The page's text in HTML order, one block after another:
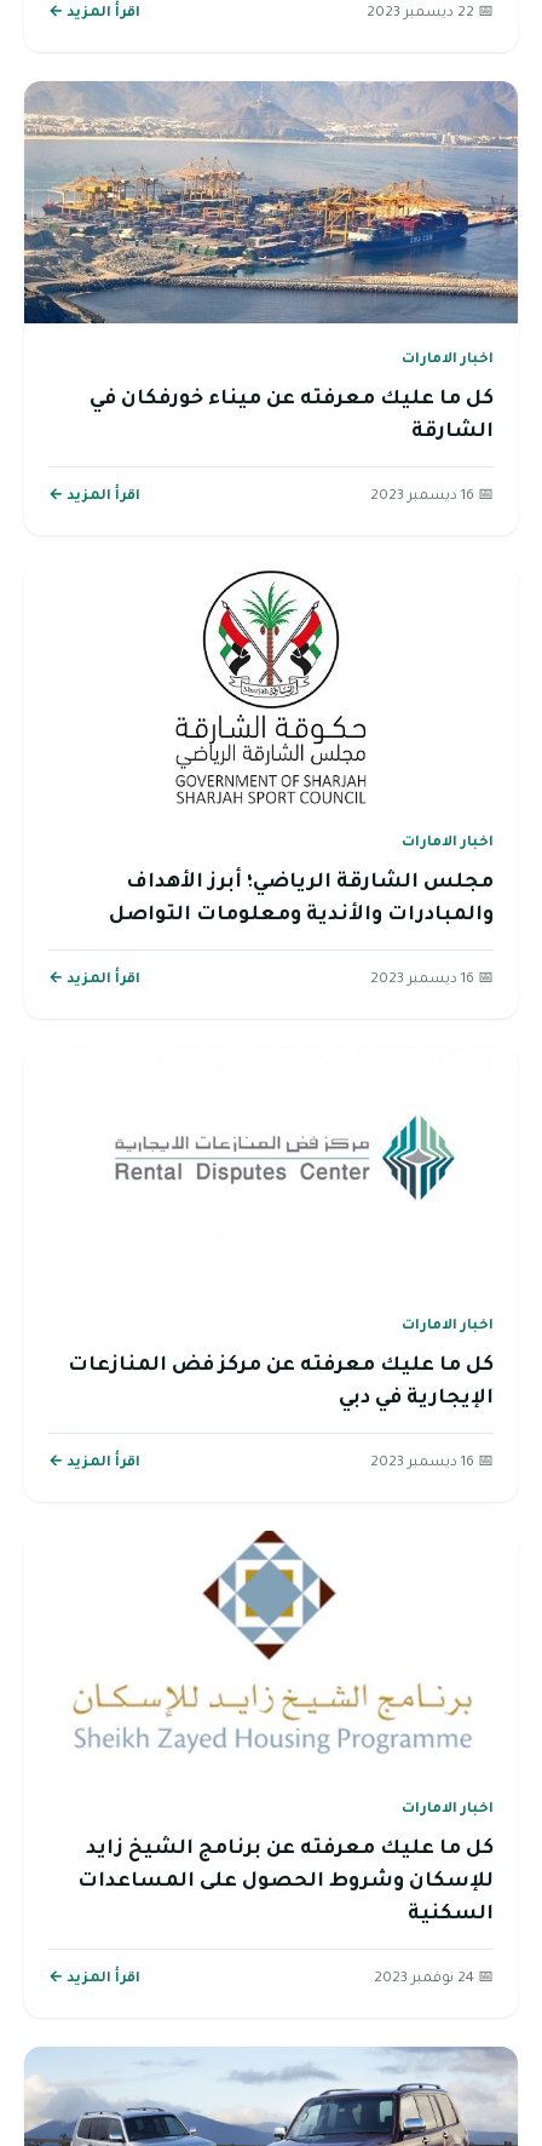
📅 22 ديسمبر 2023 اقرأ المزيد ←
اخبار الامارات
كل ما عليك معرفته عن ميناء خورفكان في
الشارقة
📅 16 ديسمبر 2023 اقرأ المزيد ←
اخبار الامارات
مجلس الشارقة الرياضي؛ أبرز الأهداف
والمبادرات والأندية ومعلومات التواصل
📅 16 ديسمبر 2023 اقرأ المزيد ←
اخبار الامارات
كل ما عليك معرفته عن مركز فض المنازعات
الإيجارية في دبي‎
📅 16 ديسمبر 2023 اقرأ المزيد ←
اخبار الامارات
كل ما عليك معرفته عن برنامج الشيخ زايد
للإسكان وشروط الحصول على المساعدات
السكنية
📅 24 نوفمبر 2023 اقرأ المزيد ←